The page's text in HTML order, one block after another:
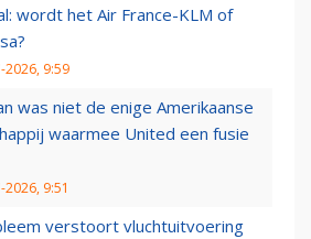
wordt het Air France-KLM of
2026, 9:59
was niet de enige Amerikaanse
waarmee United een fusie
2026, 9:51
verstoort vluchtuitvoering